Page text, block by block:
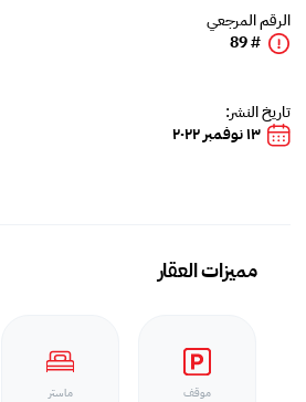
الرقم المرجعي
# 89
تاريخ النشر:
١٣ نوفمبر ٢٠٢٢
مميزات العقار
موقف ماستر